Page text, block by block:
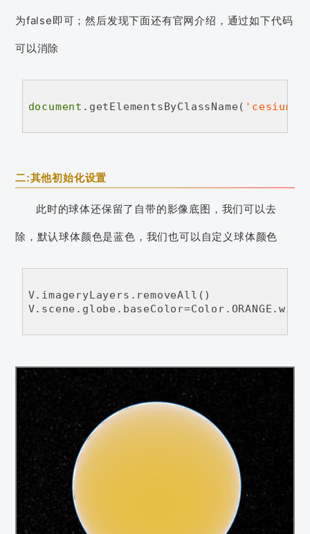
    mapProjection :
new
    dataSources :
为false即可；然后发现下面还有官网介绍，通过如下代码
可以消除
document .getElementsByClassName( 'cesium-
二:其他初始化设置
此时的球体还保留了自带的影像底图，我们可以去
除，默认球体颜色是蓝色，我们也可以自定义球体颜色
V.imageryLayers.removeAll()